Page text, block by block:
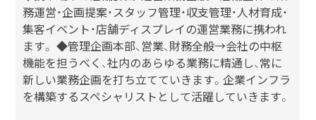
務運営・企画提案・スタッフ管理・収支管理・人材育成・
集客イベント・店舗ディスプレイの運営業務に携われ
ます。 ◆管理企画本部、営業、財務全般→会社の中枢
機能を担うべく、社内のあらゆる業務に精通し、常に
新しい業務企画を打ち立てていきます。企業インフラ
を構築するスペシャリストとして活躍していきます。